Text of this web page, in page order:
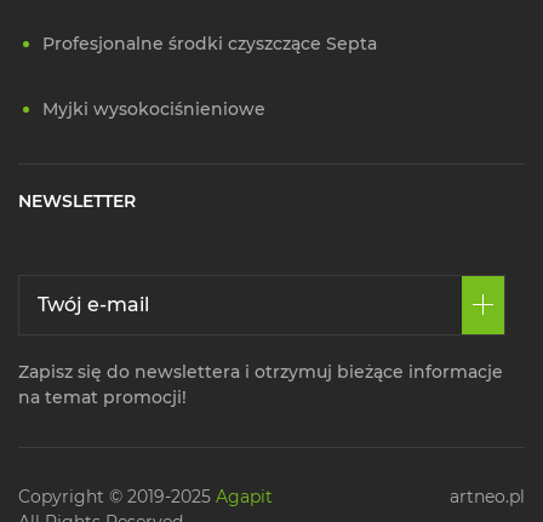
Profesjonalne środki czyszczące Septa
Myjki wysokociśnieniowe
NEWSLETTER
Zapisz się do newslettera i otrzymuj bieżące informacje
na temat promocji!
Copyright © 2019-2025 Agapit
artneo.pl